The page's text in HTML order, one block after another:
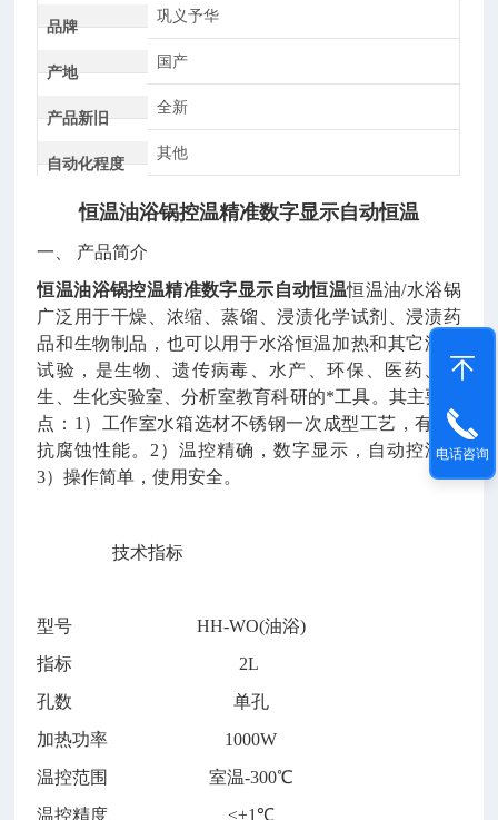
品牌
巩义予华
产地
国产
产品新旧
全新
自动化程度
其他
恒温油浴锅控温精准数字显示自动恒温
一、 产品简介
恒温油浴锅控温精准数字显示自动恒温恒温油/水浴锅
广泛用于干燥、浓缩、蒸馏、浸渍化学试剂、浸渍药
品和生物制品，也可以用于水浴恒温加热和其它温度
试验，是生物、遗传病毒、水产、环保、医药、卫
生、生化实验室、分析室教育科研的*工具。其主要特
点：1）工作室水箱选材不锈钢一次成型工艺，有*的
抗腐蚀性能。2）温控精确，数字显示，自动控温。
3）操作简单，使用安全。
技术指标
型号
指标
HH-WO(油浴)
2L
孔数
单孔
加热功率
1000W
温控范围
室温-300℃
温控精度
≤±1℃
电话咨询